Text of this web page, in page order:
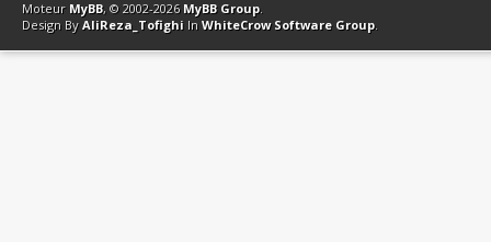
Moteur MyBB, © 2002-2026 MyBB Group.
Design By AliReza_Tofighi In WhiteCrow Software Group.